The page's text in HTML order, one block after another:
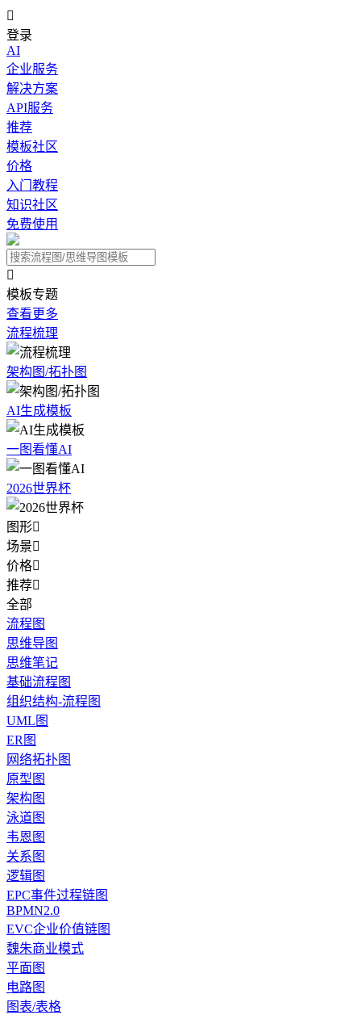

登录
AI
企业服务
解决方案
API服务
推荐
模板社区
价格
入门教程
知识社区
免费使用

模板专题
查看更多
流程梳理
架构图/拓扑图
AI生成模板
一图看懂AI
2026世界杯
图形
场景
价格
推荐
全部
流程图
思维导图
思维笔记
基础流程图
组织结构-流程图
UML图
ER图
网络拓扑图
原型图
架构图
泳道图
韦恩图
关系图
逻辑图
EPC事件过程链图
BPMN2.0
EVC企业价值链图
魏朱商业模式
平面图
电路图
图表/表格